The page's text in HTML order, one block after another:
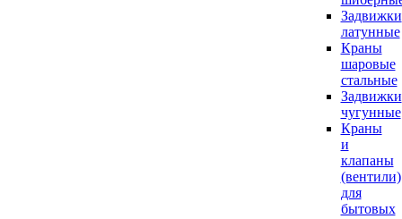
Задвижки
латунные
Краны
шаровые
стальные
Задвижки
чугунные
Краны
и
клапаны
(вентили)
для
бытовых